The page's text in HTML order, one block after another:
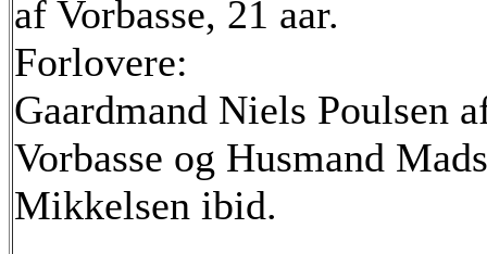
af Vorbasse, 21 aar.
Forlovere:
Gaardmand Niels Poulsen
Vorbasse og Husmand Mads
Mikkelsen ibid.